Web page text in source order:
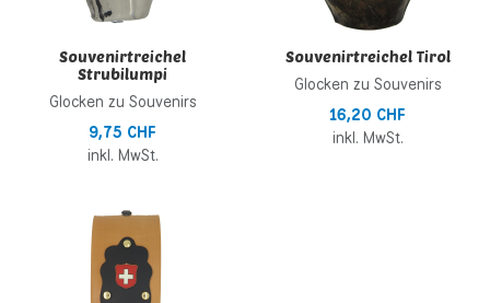
Souvenirtreichel
Strubilumpi
Glocken zu Souvenirs
9,75 CHF
inkl. MwSt.
Souvenirtreichel Tirol
Glocken zu Souvenirs
16,20 CHF
inkl. MwSt.